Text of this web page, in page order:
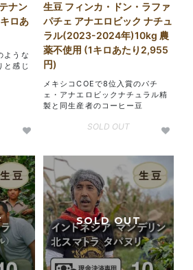
ナン
ロあ
ような
と感じ
生豆 フィンカ・ドン・ラファ
パチェ アナエロビック ナチュ
ラル(2023-2024年)10kg 農
薬不使用 (1キロあたり2,955
円)
メキシコCOEで8位入賞のパチ
ェ・アナエロビックナチュラル精
製と同生産者のコーヒー豆
SOLD OUT